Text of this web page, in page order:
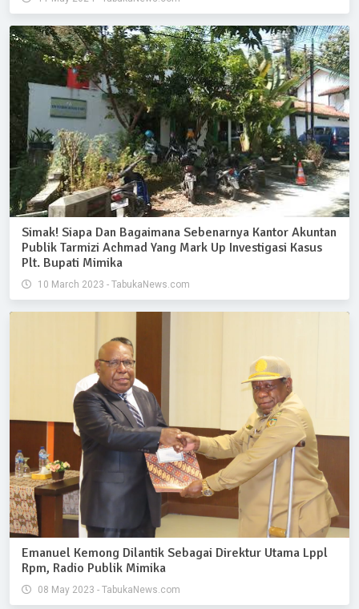
Simak! Siapa Dan Bagaimana Sebenarnya Kantor Akuntan
Publik Tarmizi Achmad Yang Mark Up Investigasi Kasus
Plt. Bupati Mimika
10 March 2023 - TabukaNews.com
Emanuel Kemong Dilantik Sebagai Direktur Utama Lppl
Rpm, Radio Publik Mimika
08 May 2023 - TabukaNews.com